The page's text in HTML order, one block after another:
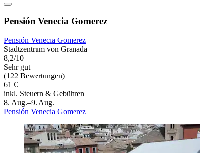
Pensión Venecia Gomerez
Pensión Venecia Gomerez
Stadtzentrum von Granada
8,2/10
Sehr gut
(122 Bewertungen)
61 €
inkl. Steuern & Gebühren
8. Aug.–9. Aug.
Pensión Venecia Gomerez